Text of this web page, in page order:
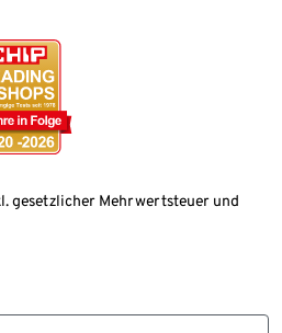
gesetzlicher Mehrwertsteuer und